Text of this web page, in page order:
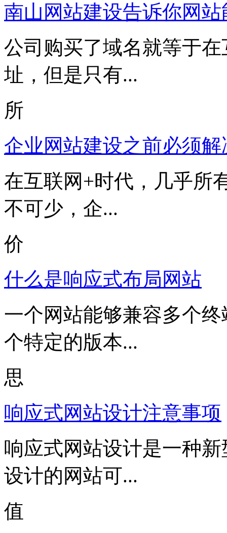
南山网站建设告诉你网
公司购买了域名就等于
址，但是只有...
所
企业网站建设之前必须
在互联网+时代，几乎所
不可少，企...
价
什么是响应式布局网站
一个网站能够兼容多个
个特定的版本...
思
响应式网站设计注意事项
响应式网站设计是一种
设计的网站可...
值